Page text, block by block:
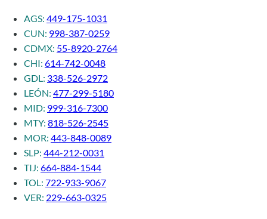
AGS: 449-175-1031
CUN: 998-387-0259
CDMX: 55-8920-2764
CHI: 614-742-0048
GDL: 338-526-2972
LEÓN: 477-299-5180
MID: 999-316-7300
MTY: 818-526-2545
MOR: 443-848-0089
SLP: 444-212-0031
TIJ: 664-884-1544
TOL: 722-933-9067
VER: 229-663-0325